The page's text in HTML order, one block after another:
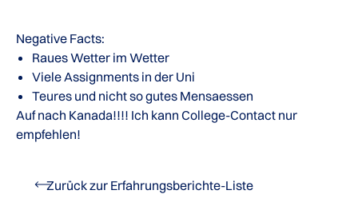
Negative Facts:
Raues Wetter im Wetter
Viele Assignments in der Uni
Teures und nicht so gutes Mensaessen
Auf nach Kanada!!!! Ich kann College-Contact nur
empfehlen!
Zurück zur Erfahrungsberichte-Liste